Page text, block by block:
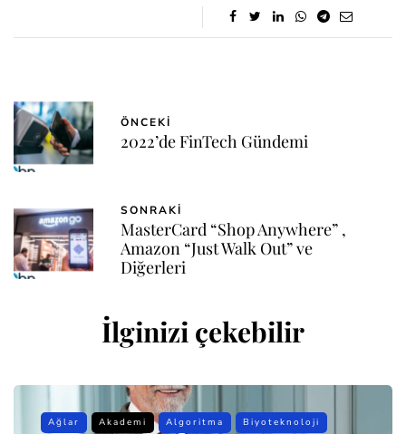
ÖNCEKI
2022’de FinTech Gündemi
SONRAKI
MasterCard “Shop Anywhere” ,
Amazon “Just Walk Out” ve
Diğerleri
İlginizi çekebilir
Ağlar Akademi Algoritma
Biyoteknoloji